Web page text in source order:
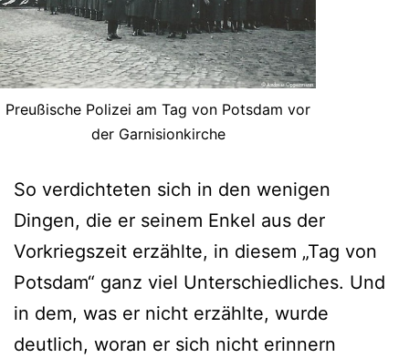
Preußische Polizei am Tag von Potsdam vor
der Garnisionkirche
So verdichteten sich in den wenigen
Dingen, die er seinem Enkel aus der
Vorkriegszeit erzählte, in diesem „Tag von
Potsdam“ ganz viel Unterschiedliches. Und
in dem, was er nicht erzählte, wurde
deutlich, woran er sich nicht erinnern